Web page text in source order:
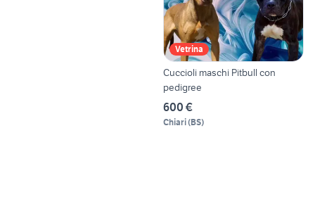
Vetrina
Cuccioli maschi Pitbull con
pedigree
600 €
Chiari(BS)